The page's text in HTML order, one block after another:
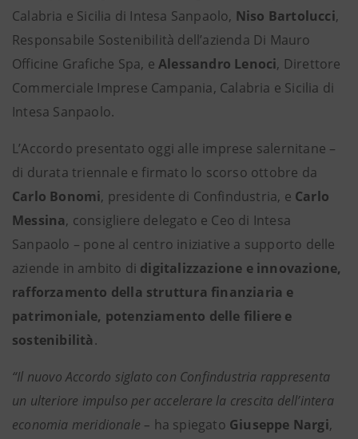
Calabria e Sicilia di Intesa Sanpaolo, Niso Bartolucci,
Responsabile Sostenibilità dell’azienda Di Mauro
Officine Grafiche Spa, e Alessandro Lenoci, Direttore
Commerciale Imprese Campania, Calabria e Sicilia di
Intesa Sanpaolo.
L’Accordo presentato oggi alle imprese salernitane –
di durata triennale e firmato lo scorso ottobre da
Carlo Bonomi, presidente di Confindustria, e Carlo
Messina, consigliere delegato e Ceo di Intesa
Sanpaolo – pone al centro iniziative a supporto delle
aziende in ambito di digitalizzazione e innovazione,
rafforzamento della struttura finanziaria e
patrimoniale, potenziamento delle filiere e
sostenibilità.
“Il nuovo Accordo siglato con Confindustria rappresenta
un ulteriore impulso per accelerare la crescita dell’intera
economia meridionale – ha spiegato Giuseppe Nargi,